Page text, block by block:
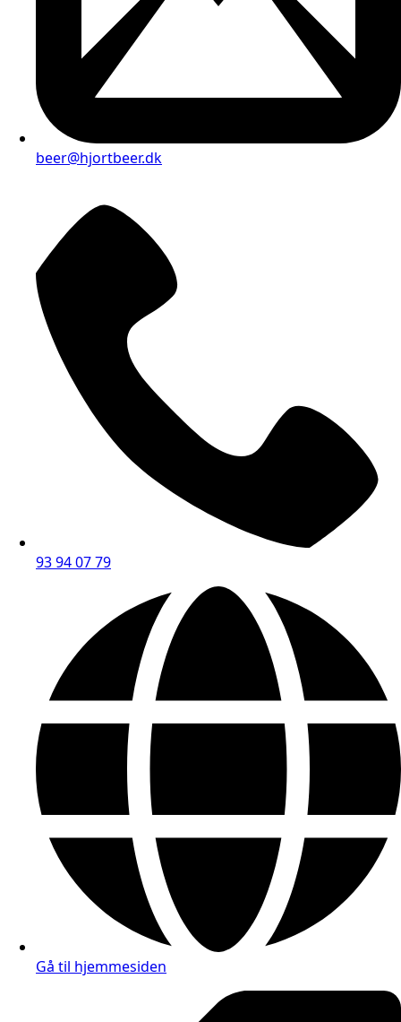
beer@hjortbeer.dk
93 94 07 79
Gå til hjemmesiden